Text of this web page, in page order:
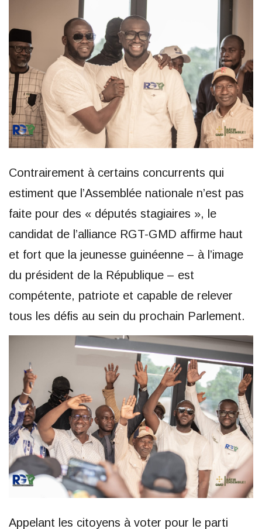
Contrairement à certains concurrents qui
estiment que l’Assemblée nationale n’est pas
faite pour des « députés stagiaires », le
candidat de l’alliance RGT-GMD affirme haut
et fort que la jeunesse guinéenne – à l’image
du président de la République – est
compétente, patriote et capable de relever
tous les défis au sein du prochain Parlement.
Appelant les citoyens à voter pour le parti